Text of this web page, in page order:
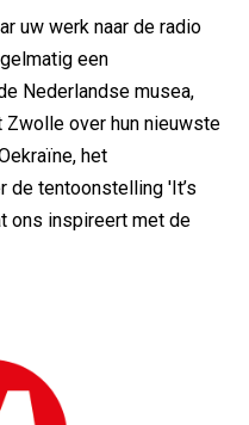
uw werk naar de radio
een
Nederlandse musea,
over hun nieuwste
het
de tentoonstelling 'It’s
ons inspireert met de